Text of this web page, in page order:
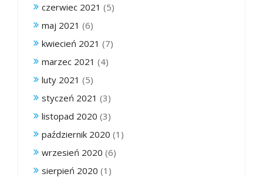
czerwiec 2021 (5)
maj 2021 (6)
kwiecień 2021 (7)
marzec 2021 (4)
luty 2021 (5)
styczeń 2021 (3)
listopad 2020 (3)
październik 2020 (1)
wrzesień 2020 (6)
sierpień 2020 (1)